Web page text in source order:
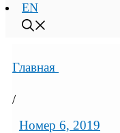
EN
Главная
/
Номер 6, 2019